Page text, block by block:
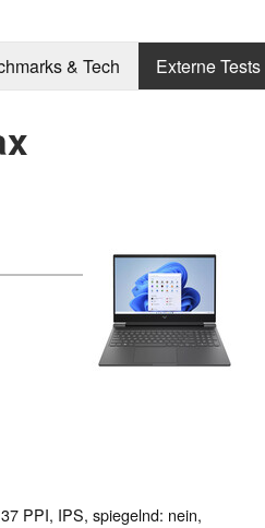
& Tech Externe Tests
PPI, IPS, spiegelnd: nein,